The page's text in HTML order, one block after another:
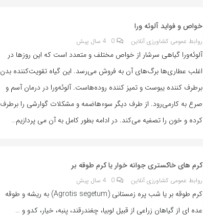
خواص و فواید آلوئه ورا
روابط عمومی کشاورزی آنلاین 0 4 سال پیش
آلوئه‌ورا گیاهی سرشار از خواص مختلف و متعدد است که این روزها در
اغلب عطاری‌ها برگ‌های آن به فروش می‌رسد. این گیاه تقویت‌کننده بدن
برطرف کننده یبوست و تمیز کننده روده‌هاست. آلوئه‌ورا در درمان آسم و
صرع به کارمی‌رود. از طرف دیگر سوء‌هاضمه و مشکلات گوارشی را برطرف
کرده و خون را تصفیه می‌کند. در ادامه بطور کامل به آن می پردازیم…
کرم های خاکستری جوانه خوار یا کرم طوقه بر
روابط عمومی کشاورزی آنلاین 0 4 سال پیش
کرم طوقه بر یا شب پره زمستانی (Agrotis segetum) به ریشه و طوقه
عده ای از گیاهان زراعی از قبیل لوبیا، چغندرقند، پنبه، خیار، کدو و …